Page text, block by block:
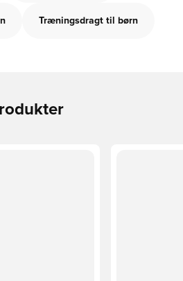
Træningsdragt til børn